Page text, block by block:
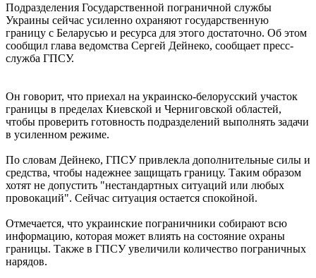
Подразделения Государственной пограничной службы
Украины сейчас усиленно охраняют государственную
границу с Беларусью и ресурса для этого достаточно. Об этом
сообщил глава ведомства Сергей Дейнеко, сообщает пресс-
служба ГПСУ.
Он говорит, что приехал на украинско-белорусский участок
границы в пределах Киевской и Черниговской областей,
чтобы проверить готовность подразделений выполнять задачи
в усиленном режиме.
По словам Дейнеко, ГПСУ привлекла дополнительные силы и
средства, чтобы надежнее защищать границу. Таким образом
хотят не допустить "нестандартных ситуаций или любых
провокаций". Сейчас ситуация остается спокойной.
Отмечается, что украинские пограничники собирают всю
информацию, которая может влиять на состояние охраны
границы. Также в ГПСУ увеличили количество пограничных
нарядов.